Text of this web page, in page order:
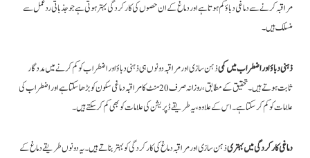
مراقبہ کرنے سے دماغی دباؤ کم ہوتا ہے اور دماغ کے ان حصوں کی کارکردگی بہتر ہوتی ہے جو جذباتی ردعمل سے
منسلک ہیں۔
ذہنی دباؤ اور اضطراب میں کمیذہن سازی اور مراقبہ دونوں ہی ذہنی دباؤ اور اضطراب کو کم کرنے میں مددگار
ثابت ہوتے ہیں۔ تحقیق کے مطابق، روزانہ صرف 20 منٹ کا مراقبہ دماغی سکون کو بڑھا سکتا ہے اور اضطراب کی
علامات کو کم کر سکتا ہے۔ اس کے علاوہ، یہ طریقے ڈپریشن کی علامات کو بھی کم کر سکتے ہیں۔
دماغی کارکردگی میں بہتریذہن سازی اور مراقبہ دماغ کی کارکردگی کو بہتر بناتے ہیں۔ یہ دونوں طریقے دماغ کے